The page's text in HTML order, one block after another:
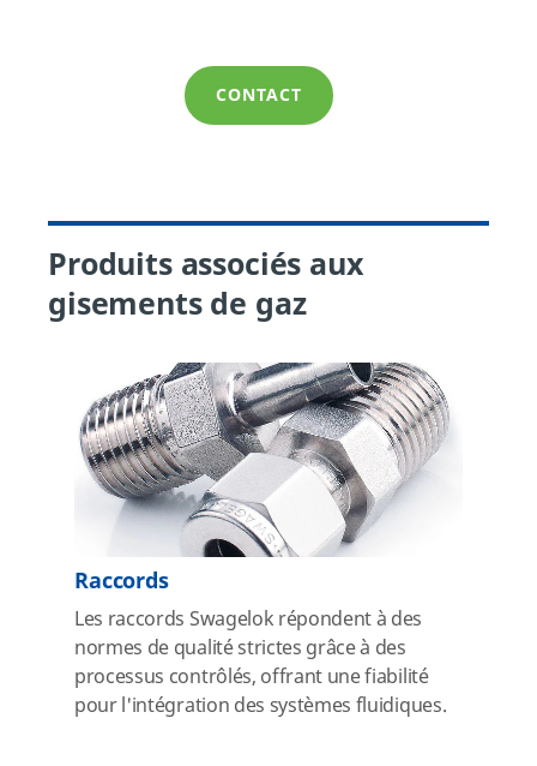
CONTACT
Produits associés aux
gisements de gaz
Raccords
Les raccords Swagelok répondent à des
normes de qualité strictes grâce à des
processus contrôlés, offrant une fiabilité
pour l'intégration des systèmes fluidiques.